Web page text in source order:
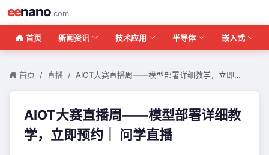
eenano.com
首页 新闻资讯 技术应用 半导体 嵌入式
首页 直播 AIOT大赛直播周——模型部署详细教学，立即…
AIOT大赛直播周——模型部署详细教
学，立即预约｜ 问学直播